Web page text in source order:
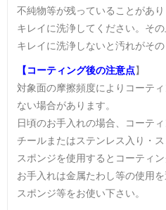
不純物等が残っていることがあ
キレイに洗浄してください。そ
キレイに洗浄しないと汚れがその
【コーティング後の注意点】
対象面の摩擦頻度によりコーテ
ない場合があります。
日頃のお手入れの場合、コーテ
チールまたはステンレス入り・
スポンジを使用するとコーティン
お手入れは金属たわし等の使用
スポンジ等をお使い下さい。